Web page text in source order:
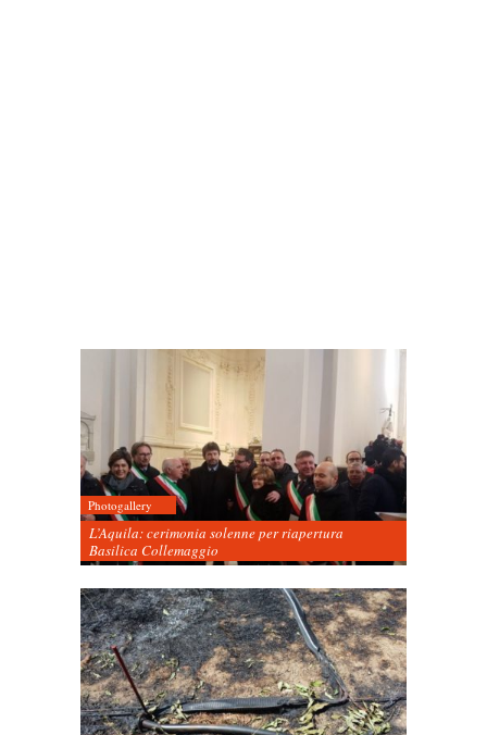
Photogallery
L’Aquila: cerimonia solenne per riapertura
Basilica Collemaggio